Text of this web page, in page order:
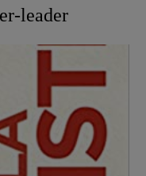
leader